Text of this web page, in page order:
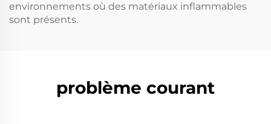
environnements où des matériaux inflammables
sont présents.
problème courant